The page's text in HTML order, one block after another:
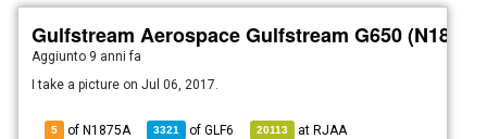
Gulfstream Aerospace Gulfstream G650
Aggiunto 9 anni fa
I take a picture on Jul 06, 2017.
5 of N1875A 3321 ofGLF6 20113 atRJAA